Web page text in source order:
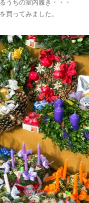
うちの室内履き・・・
買ってみました。